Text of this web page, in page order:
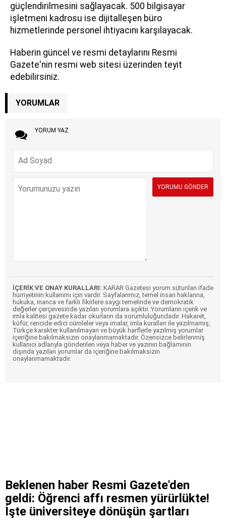
güçlendirilmesini sağlayacak. 500 bilgisayar
işletmeni kadrosu ise dijitalleşen büro
hizmetlerinde personel ihtiyacını karşılayacak.
Haberin güncel ve resmi detaylarını Resmi
Gazete'nin resmi web sitesi üzerinden teyit
edebilirsiniz.
YORUMLAR
YORUM YAZ
İÇERİK VE ONAY KURALLARI: KARAR Gazetesi yorum sütunları ifade
hürriyetinin kullanımı için vardır. Sayfalarımız, temel insan haklarına,
hukuka, inanca ve farklı fikirlere saygı temelinde ve demokratik
değerler çerçevesinde yazılan yorumlara açıktır. Yorumların içerik ve
imla kalitesi gazete kadar okurların da sorumluluğundadır. Hakaret,
küfür, rencide edici cümleler veya imalar, imla kuralları ile yazılmamış,
Türkçe karakter kullanılmayan ve büyük harflerle yazılmış yorumlar
içeriğine bakılmaksızın onaylanmamaktadır. Özensizce belirlenmiş
kullanıcı adlarıyla gönderilen veya haber ve yazının bağlamının
dışında yazılan yorumlar da içeriğine bakılmaksızın
onaylanmamaktadır.
Beklenen haber Resmi Gazete'den
geldi: Öğrenci affı resmen yürürlükte!
İşte üniversiteye dönüşün şartları